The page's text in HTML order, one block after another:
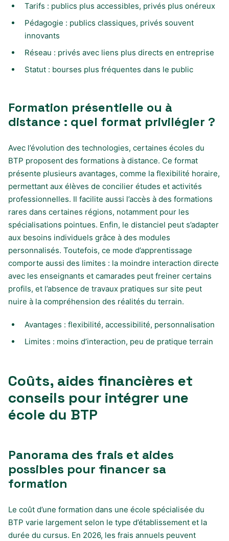
Tarifs : publics plus accessibles, privés plus onéreux
Pédagogie : publics classiques, privés souvent
innovants
Réseau : privés avec liens plus directs en entreprise
Statut : bourses plus fréquentes dans le public
Formation présentielle ou à
distance : quel format privilégier ?
Avec l’évolution des technologies, certaines écoles du
BTP proposent des formations à distance. Ce format
présente plusieurs avantages, comme la flexibilité horaire,
permettant aux élèves de concilier études et activités
professionnelles. Il facilite aussi l’accès à des formations
rares dans certaines régions, notamment pour les
spécialisations pointues. Enfin, le distanciel peut s’adapter
aux besoins individuels grâce à des modules
personnalisés. Toutefois, ce mode d’apprentissage
comporte aussi des limites : la moindre interaction directe
avec les enseignants et camarades peut freiner certains
profils, et l’absence de travaux pratiques sur site peut
nuire à la compréhension des réalités du terrain.
Avantages : flexibilité, accessibilité, personnalisation
Limites : moins d’interaction, peu de pratique terrain
Coûts, aides financières et
conseils pour intégrer une
école du BTP
Panorama des frais et aides
possibles pour financer sa
formation
Le coût d’une formation dans une école spécialisée du
BTP varie largement selon le type d’établissement et la
durée du cursus. En 2026, les frais annuels peuvent